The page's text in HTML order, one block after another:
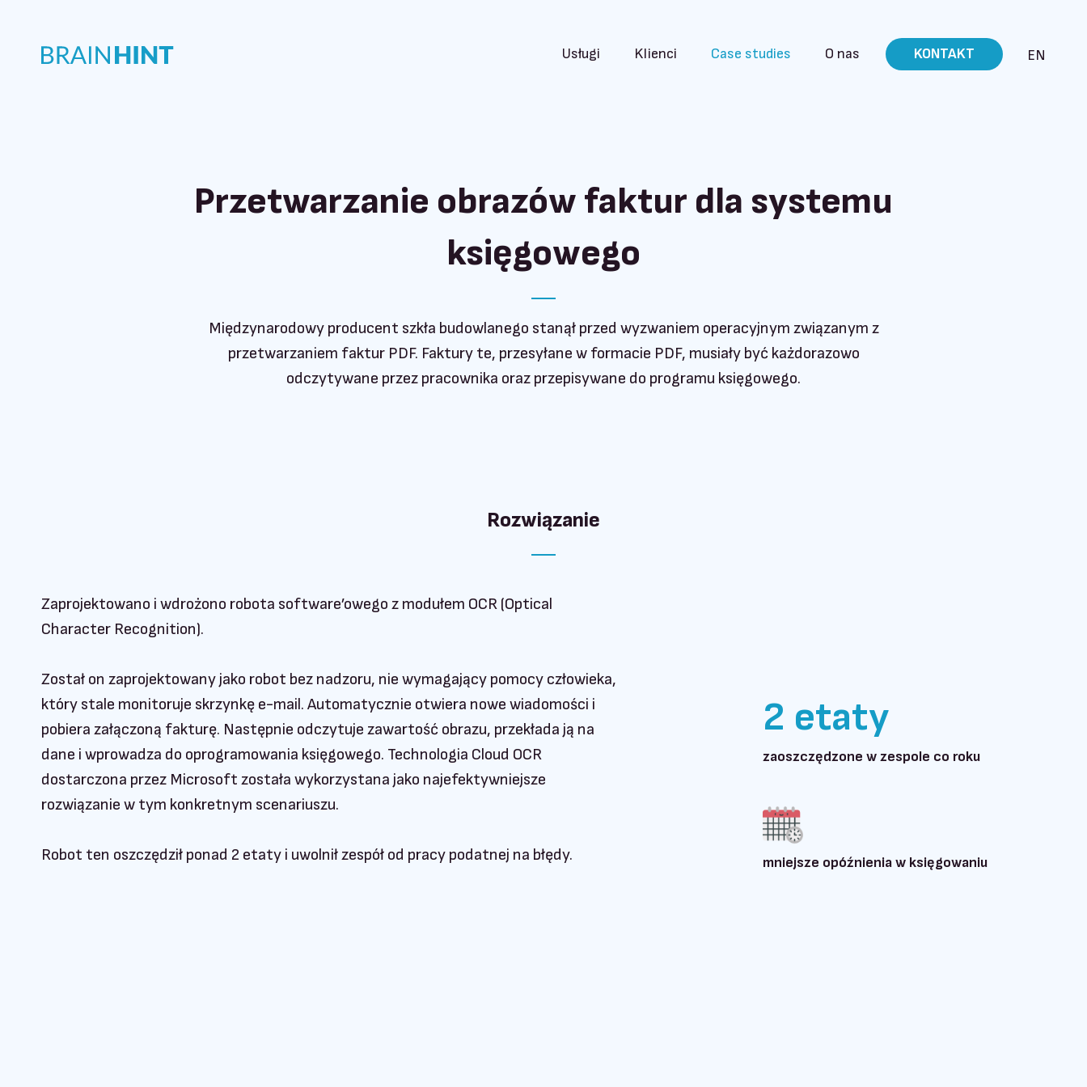
Usługi Klienci Case studies O nas KONTAKT EN
Przetwarzanie obrazów faktur dla systemu
księgowego
Międzynarodowy producent szkła budowlanego stanął przed wyzwaniem operacyjnym związanym z
przetwarzaniem faktur PDF. Faktury te, przesyłane w formacie PDF, musiały być każdorazowo
odczytywane przez pracownika oraz przepisywane do programu księgowego.
Rozwiązanie
Zaprojektowano i wdrożono robota software’owego z modułem OCR (Optical
Character Recognition).
Został on zaprojektowany jako robot bez nadzoru, nie wymagający pomocy człowieka,
który stale monitoruje skrzynkę e-mail. Automatycznie otwiera nowe wiadomości i
pobiera załączoną fakturę. Następnie odczytuje zawartość obrazu, przekłada ją na
dane i wprowadza do oprogramowania księgowego. Technologia Cloud OCR
dostarczona przez Microsoft została wykorzystana jako najefektywniejsze
rozwiązanie w tym konkretnym scenariuszu.
Robot ten oszczędził ponad 2 etaty i uwolnił zespół od pracy podatnej na błędy.
2 etaty
zaoszczędzone w zespole co roku
mniejsze opóźnienia w księgowaniu